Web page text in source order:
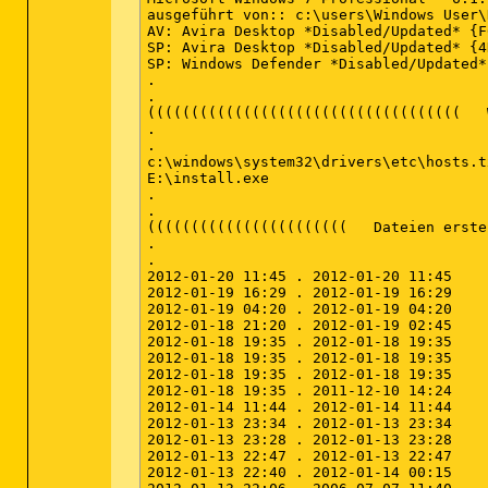
SafeBootNet: {4D36E96B-E325-11CE-
SafeBootNet: {4D36E96F-E325-11CE-BFC1-
SafeBootNet: {4D36E972-E325-11CE-
SafeBootNet: {4D36E973-E325-11CE-
SafeBootNet: {4D36E974-E325-11CE-
SafeBootNet: {4D36E975-E325-11CE-
SafeBootNet: {4D36E977-E325-11CE-
SafeBootNet: {4D36E97B-E325-11CE-
SafeBootNet: {4D36E97D-E325-11CE-
SafeBootNet: {4D36E980-E325-11CE-
SafeBootNet: {50DD5230-BA8A-11D1-
SafeBootNet: {533C5B84-EC70-11D2-9505-
SafeBootNet: {6BDD1FC1-810F-11D0-
SafeBootNet: {71A27CDD-812A-11D0-
SafeBootNet: {745A17A0-74D3-11D0-
SafeBootNet: {D48179BE-EC20-11D1-
SafeBootNet: {D94EE5D8-D189-4994-
ActiveX: 64bit: {22d6f312-b0f6-11d0-
ActiveX: 64bit: {2C7339CF-2B09-4501-
ActiveX: 64bit: {3af36230-a269-11d1-
ActiveX: 64bit: {44BBA840-CC51-11CF-
ActiveX: 64bit: {44BBA855-CC51-11CF-
ActiveX: 64bit: {45ea75a0-a269-11d1-
ActiveX: 64bit: {4f645220-306d-11d2-
ActiveX: 64bit: {5fd399c0-a70a-11d1-
ActiveX: 64bit: {630b1da0-b465-11d1-
ActiveX: 64bit: {6BF52A52-394A-11d3-
ActiveX: 64bit: {6fab99d0-bab8-11d1-
ActiveX: 64bit: {7790769C-0471-11d2-